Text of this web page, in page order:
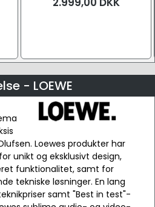
- LOEWE
Loewes produkter har
unikt og eksklusivt design,
funktionalitet, samt for
tekniske løsninger. En lang
samt "Best in test"-